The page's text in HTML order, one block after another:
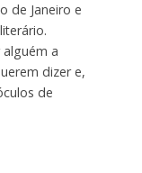
de Janeiro e
a
dizer e,
de